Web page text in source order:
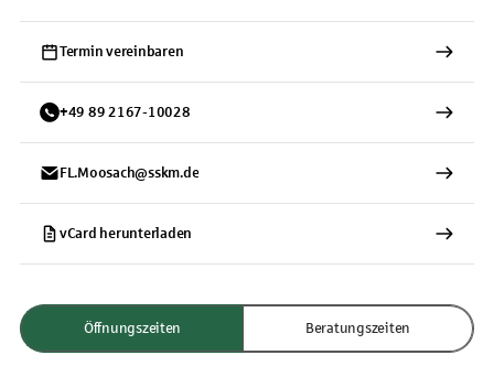
Termin vereinbaren
+49 89 2167-10028
FL.Moosach@sskm.de
vCard herunterladen
Öffnungszeiten Beratungszeiten